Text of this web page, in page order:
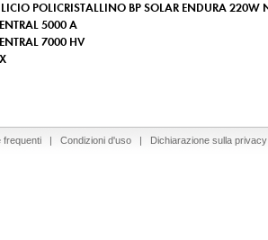
POLICRISTALLINO BP SOLAR ENDURA 220W
5000 A
7000 HV
frequenti | Condizioni d'uso | Dichiarazione sulla privacy